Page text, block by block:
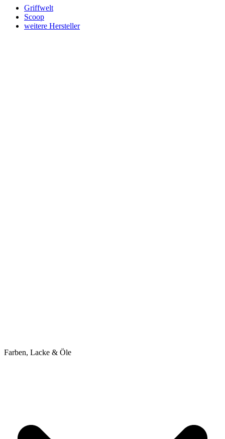
Griffwelt
Scoop
weitere Hersteller
Farben, Lacke & Öle